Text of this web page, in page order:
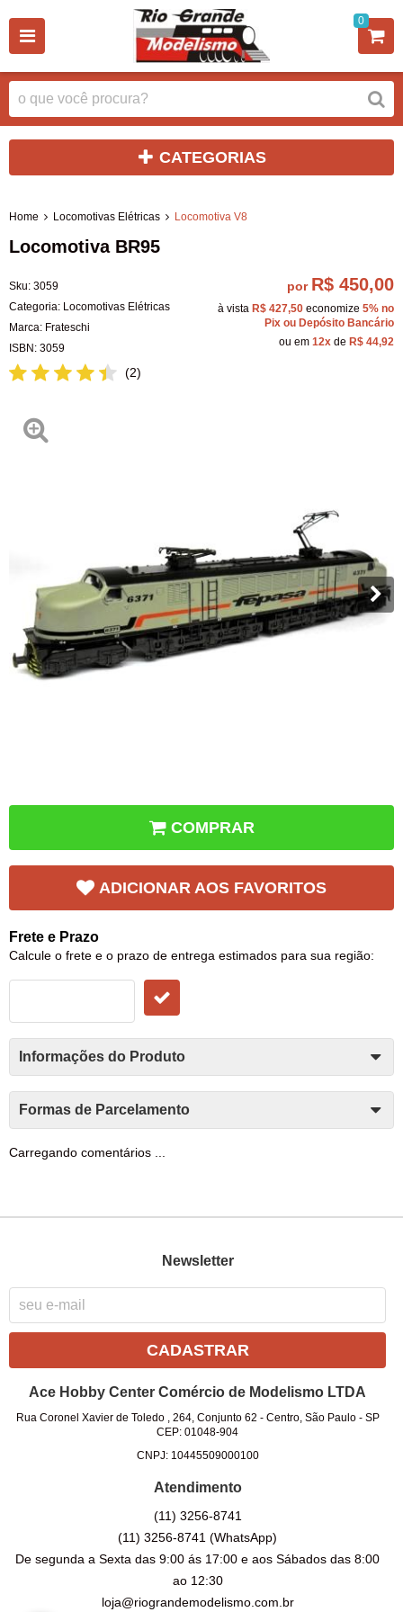
0
CATEGORIAS
Home Locomotivas Elétricas Locomotiva V8
Locomotiva BR95
Sku: 3059
Categoria: Locomotivas Elétricas
Marca: Frateschi
ISBN: 3059
(2)
por R$ 450,00
à vista R$ 427,50 economize 5% no
Pix ou Depósito Bancário
ou em 12x de R$ 44,92
COMPRAR
ADICIONAR AOS FAVORITOS
Frete e Prazo
Calcule o frete e o prazo de entrega estimados para sua região:
Informações do Produto
Formas de Parcelamento
Carregando comentários ...
Newsletter
CADASTRAR
Ace Hobby Center Comércio de Modelismo LTDA
Rua Coronel Xavier de Toledo , 264, Conjunto 62 - Centro, São Paulo- SP
CEP: 01048-904
CNPJ: 10445509000100
Atendimento
(11) 3256-8741
(11) 3256-8741(WhatsApp)
De segunda a Sexta das 9:00 ás 17:00 e aos Sábados das 8:00
ao 12:30
loja@riograndemodelismo.com.br